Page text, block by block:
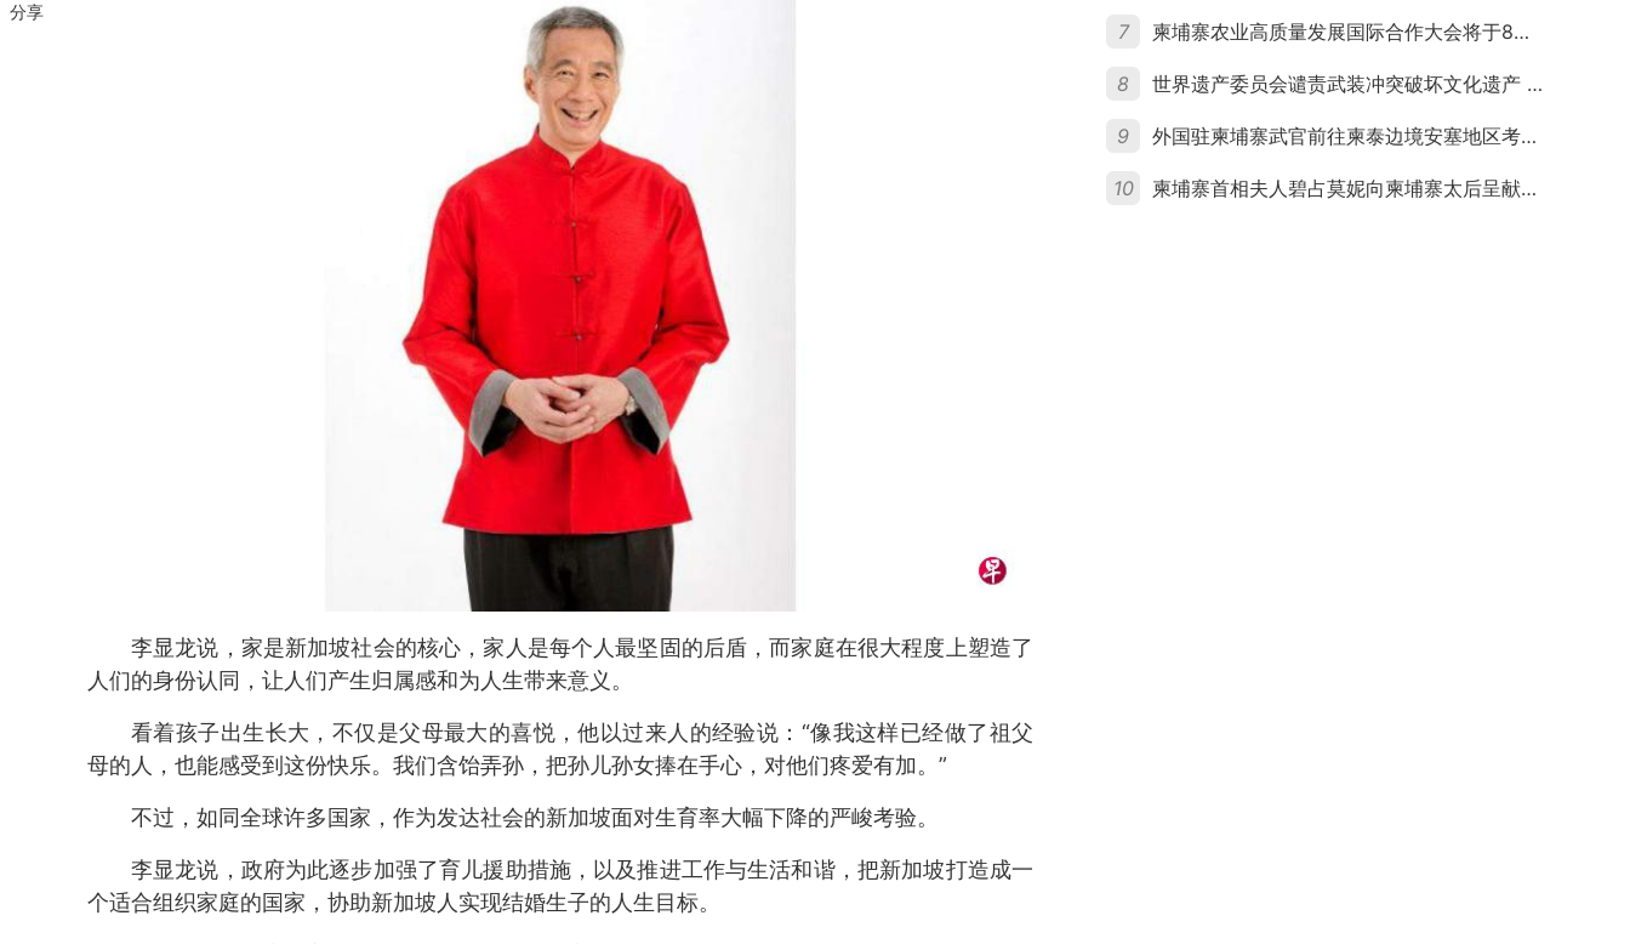
分享
李显龙说，家是新加坡社会的核心，家人是每个人最坚固的后盾，而家庭在很大程度上塑造了
人们的身份认同，让人们产生归属感和为人生带来意义。
看着孩子出生长大，不仅是父母最大的喜悦，他以过来人的经验说：“像我这样已经做了祖父
母的人，也能感受到这份快乐。我们含饴弄孙，把孙儿孙女捧在手心，对他们疼爱有加。”
不过，如同全球许多国家，作为发达社会的新加坡面对生育率大幅下降的严峻考验。
李显龙说，政府为此逐步加强了育儿援助措施，以及推进工作与生活和谐，把新加坡打造成一
个适合组织家庭的国家，协助新加坡人实现结婚生子的人生目标。
7 柬埔寨农业高质量发展国际合作大会将于8月20日举行
8 世界遗产委员会谴责武装冲突破坏文化遗产 柬埔寨呼吁依法追责并加强国际合作
9 外国驻柬埔寨武官前往柬泰边境安塞地区考察 柬方介绍“危险握手”事件及边境情况
10 柬埔寨首相夫人碧占莫妮向柬埔寨太后呈献世界女童军“卓越领袖奖”